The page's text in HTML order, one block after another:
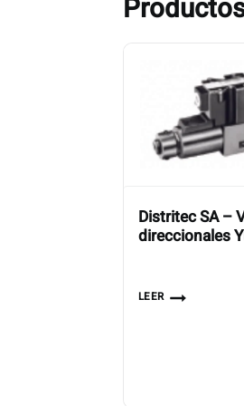
Distritec SA –
direccionales
LEER